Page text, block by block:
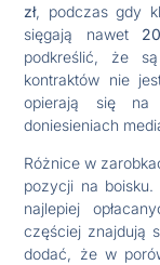
zł, podczas gdy
sięgają nawet
podkreślić, że
kontraktów nie
opierają się na
doniesieniach
Różnice w
pozycji na
najlepiej
częściej znajdują
dodać, że w